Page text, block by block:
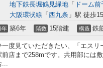
地下鉄長堀鶴見緑地 「 ドーム
大阪環状線 「 西九条 」駅 徒歩
年 築6年 階数 15階建 構造 鉄
一度見ていただきたい、「エス
前店まで258mです。共用部には
...